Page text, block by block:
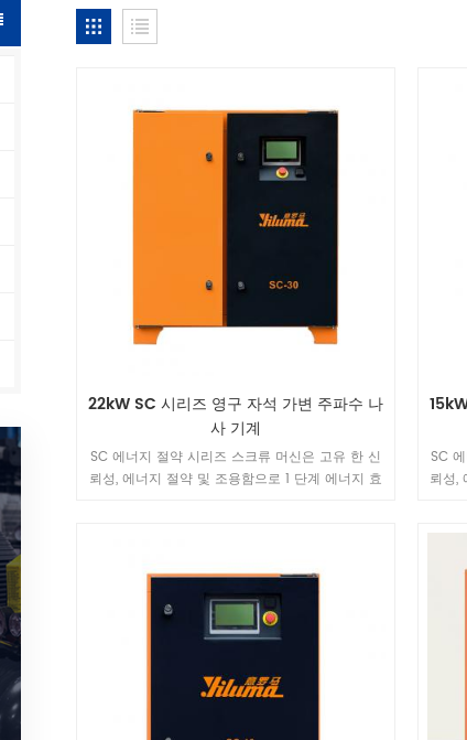
22kW SC 시리즈 영구 자석 가변 주파수 나
사 기계
SC 에너지 절약 시리즈 스크류 머신은 고유 한 신
뢰성, 에너지 절약 및 조용함으로 1 단계 에너지 효
SC
뢰성,